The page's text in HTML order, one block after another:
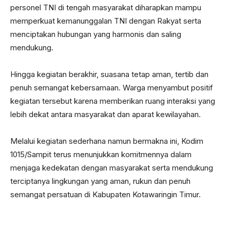
personel TNI di tengah masyarakat diharapkan mampu
memperkuat kemanunggalan TNI dengan Rakyat serta
menciptakan hubungan yang harmonis dan saling
mendukung.
Hingga kegiatan berakhir, suasana tetap aman, tertib dan
penuh semangat kebersamaan. Warga menyambut positif
kegiatan tersebut karena memberikan ruang interaksi yang
lebih dekat antara masyarakat dan aparat kewilayahan.
Melalui kegiatan sederhana namun bermakna ini, Kodim
1015/Sampit terus menunjukkan komitmennya dalam
menjaga kedekatan dengan masyarakat serta mendukung
terciptanya lingkungan yang aman, rukun dan penuh
semangat persatuan di Kabupaten Kotawaringin Timur.